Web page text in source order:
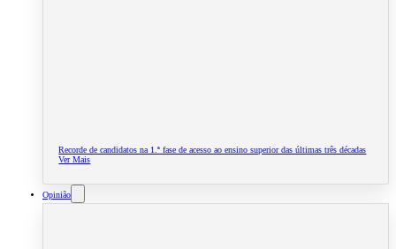
Recorde de candidatos na 1.ª fase de acesso ao ensino superior das últimas três décadas
Ver Mais
Opinião